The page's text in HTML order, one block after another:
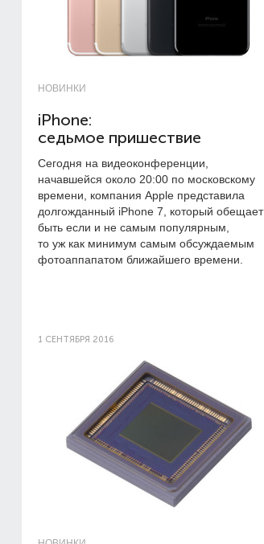
НОВИНКИ
iPhone:
седьмое пришествие
Сегодня на видеоконференции,
начавшейся около 20:00 по московскому
времени, компания Apple представила
долгожданный iPhone 7, который обещает
быть если и не самым популярным,
то уж как минимум самым обсуждаемым
фотоаппапатом ближайшего времени.
1 СЕНТЯБРЯ 2016